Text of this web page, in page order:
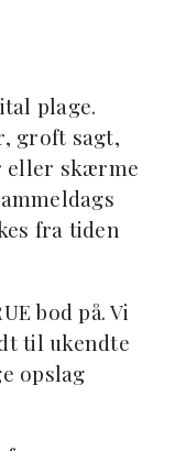
plage.
groft sagt,
eller skærme
fra tiden
bod på. Vi
til ukendte
opslag